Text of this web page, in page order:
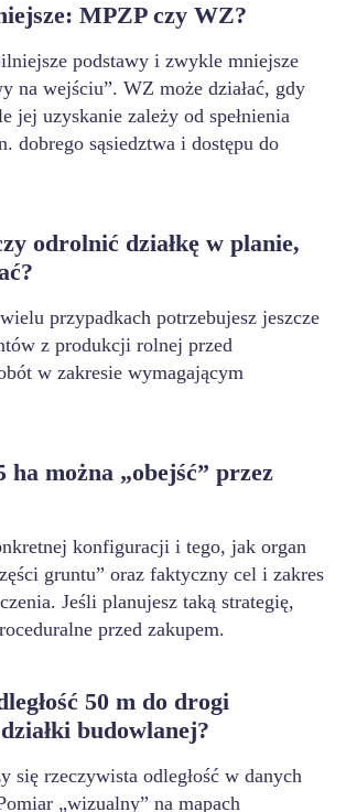
MPZP czy WZ?
podstawy i zwykle mniejsze
na wejściu”. WZ może działać, gdy
jej uzyskanie zależy od spełnienia
dobrego sąsiedztwa i dostępu do
odrolnić działkę w planie,
przypadkach potrzebujesz jeszcze
z produkcji rolnej przed
w zakresie wymagającym
ha można „obejść” przez
konfiguracji i tego, jak organ
gruntu” oraz faktyczny cel i zakres
Jeśli planujesz taką strategię,
przed zakupem.
50 m do drogi
budowlanej?
się rzeczywista odległość w danych
„wizualny” na mapach